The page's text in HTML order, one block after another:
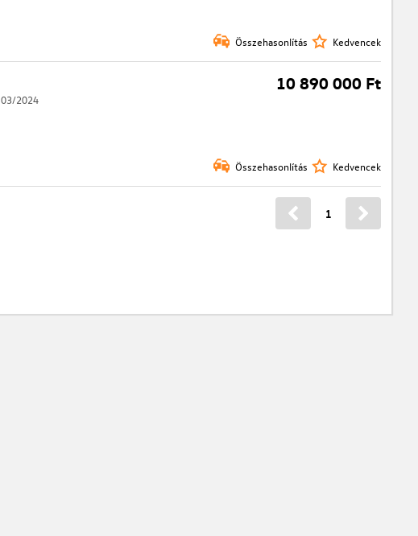
Összehasonlítás Kedvencek
10 890 000 Ft
03/2024
Összehasonlítás Kedvencek
1